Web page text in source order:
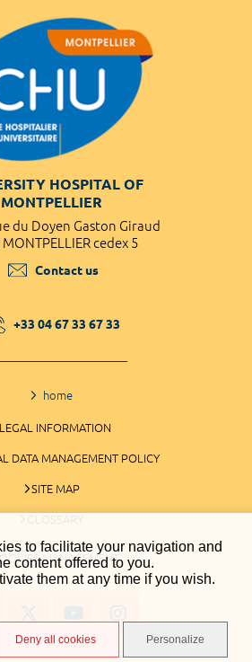
to facilitate your navigation and
content offered to you.
them at any time if you wish.
Deny all cookies Personalize
HOSPITAL OF
MONTPELLIER
du Doyen Gaston Giraud
MONTPELLIER cedex 5
Contact us
+33 04 67 33 67 33
home
LEGAL INFORMATION
DATA MANAGEMENT POLICY
SITE MAP
GLOSSARY
MANAGEMENT